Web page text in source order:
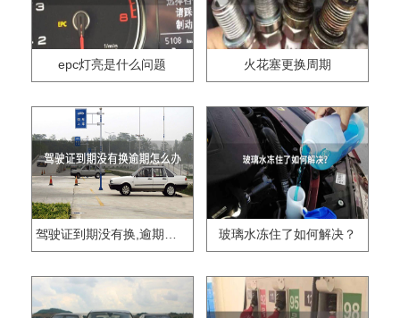
epc灯亮是什么问题 火花塞更换周期
驾驶证到期没有换,逾期怎么办?? 玻璃水冻住了如何解决？